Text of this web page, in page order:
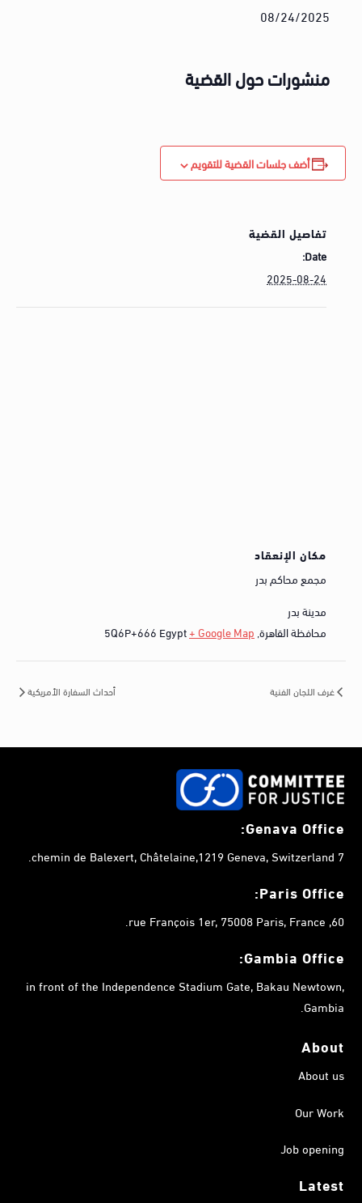
08/24/2025
منشورات حول القضية
أضف جلسات القضية للتقويم
تفاصيل القضية
Date:
2025-08-24
مكان الإنعقاد
مجمع محاكم بدر
مدينة بدر
محافظة القاهرة,
5Q6P+666 Egypt+ Google Map
غرف اللجان الفنية أحداث السفارة الأمريكية
Genava Office:
7 chemin de Balexert, Châtelaine,1219 Geneva, Switzerland.
Paris Office:
60, rue François 1er, 75008 Paris, France.
Gambia Office:
in front of the Independence Stadium Gate, Bakau Newtown,
Gambia.
About
About us
Our Work
Job opening
Latest